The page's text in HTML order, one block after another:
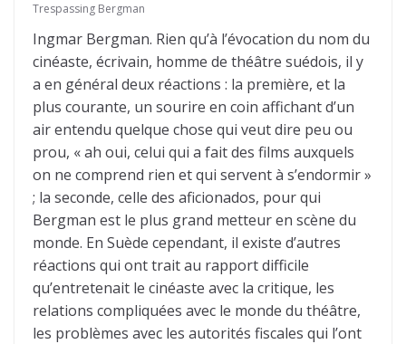
Trespassing Bergman
Ingmar Bergman. Rien qu’à l’évocation du nom du
cinéaste, écrivain, homme de théâtre suédois, il y
a en général deux réactions : la première, et la
plus courante, un sourire en coin affichant d’un
air entendu quelque chose qui veut dire peu ou
prou, « ah oui, celui qui a fait des films auxquels
on ne comprend rien et qui servent à s’endormir »
; la seconde, celle des aficionados, pour qui
Bergman est le plus grand metteur en scène du
monde. En Suède cependant, il existe d’autres
réactions qui ont trait au rapport difficile
qu’entretenait le cinéaste avec la critique, les
relations compliquées avec le monde du théâtre,
les problèmes avec les autorités fiscales qui l’ont